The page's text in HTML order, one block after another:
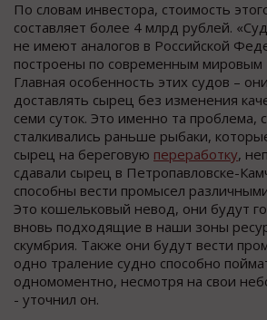
По словам инвестора, стоимость
составляет более 4 млрд рублей.
не имеют аналогов в Российской
построены по современным мировым
Главная особенность этих судов –
доставлять сырец без изменения
семи суток. Это именно та проблема,
сталкивались раньше рыбаки,
сырец на береговую переработку,
сдавали сырец в Петропавловске-
способны вести промысел
Это кошельковый невод, они будут
вновь подходящие в наши зоны
скумбрия. Также они будут вести
одно траление судно способно
одномоментно, несмотря на свои
- уточнил он.